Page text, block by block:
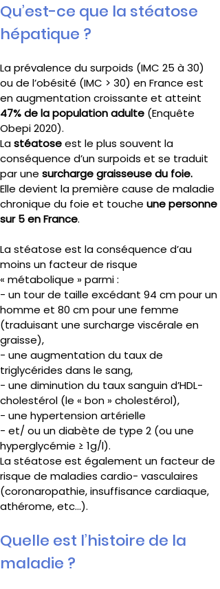
Qu’est-ce que la stéatose
hépatique ?
La prévalence du surpoids (IMC 25 à 30)
ou de l’obésité (IMC > 30) en France est
en augmentation croissante et atteint
47% de la population adulte (Enquête
Obepi 2020).
La stéatose est le plus souvent la
conséquence d’un surpoids et se traduit
par une surcharge graisseuse du foie.
Elle devient la première cause de maladie
chronique du foie et touche une personne
sur 5 en France.
La stéatose est la conséquence d’au
moins un facteur de risque
« métabolique » parmi :
- un tour de taille excédant 94 cm pour un
homme et 80 cm pour une femme
(traduisant une surcharge viscérale en
graisse),
- une augmentation du taux de
triglycérides dans le sang,
- une diminution du taux sanguin d’HDL-
cholestérol (le « bon » cholestérol),
- une hypertension artérielle
- et/ ou un diabète de type 2 (ou une
hyperglycémie ≥ 1g/l).
La stéatose est également un facteur de
risque de maladies cardio- vasculaires
(coronaropathie, insuffisance cardiaque,
athérome, etc…).
Quelle est l’histoire de la
maladie ?